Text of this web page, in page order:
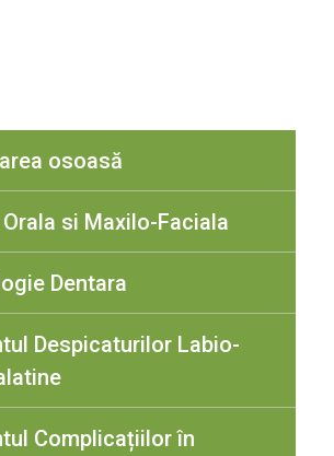
osoasă
si Maxilo-Faciala
Dentara
Despicaturilor Labio-
Complicațiilor în